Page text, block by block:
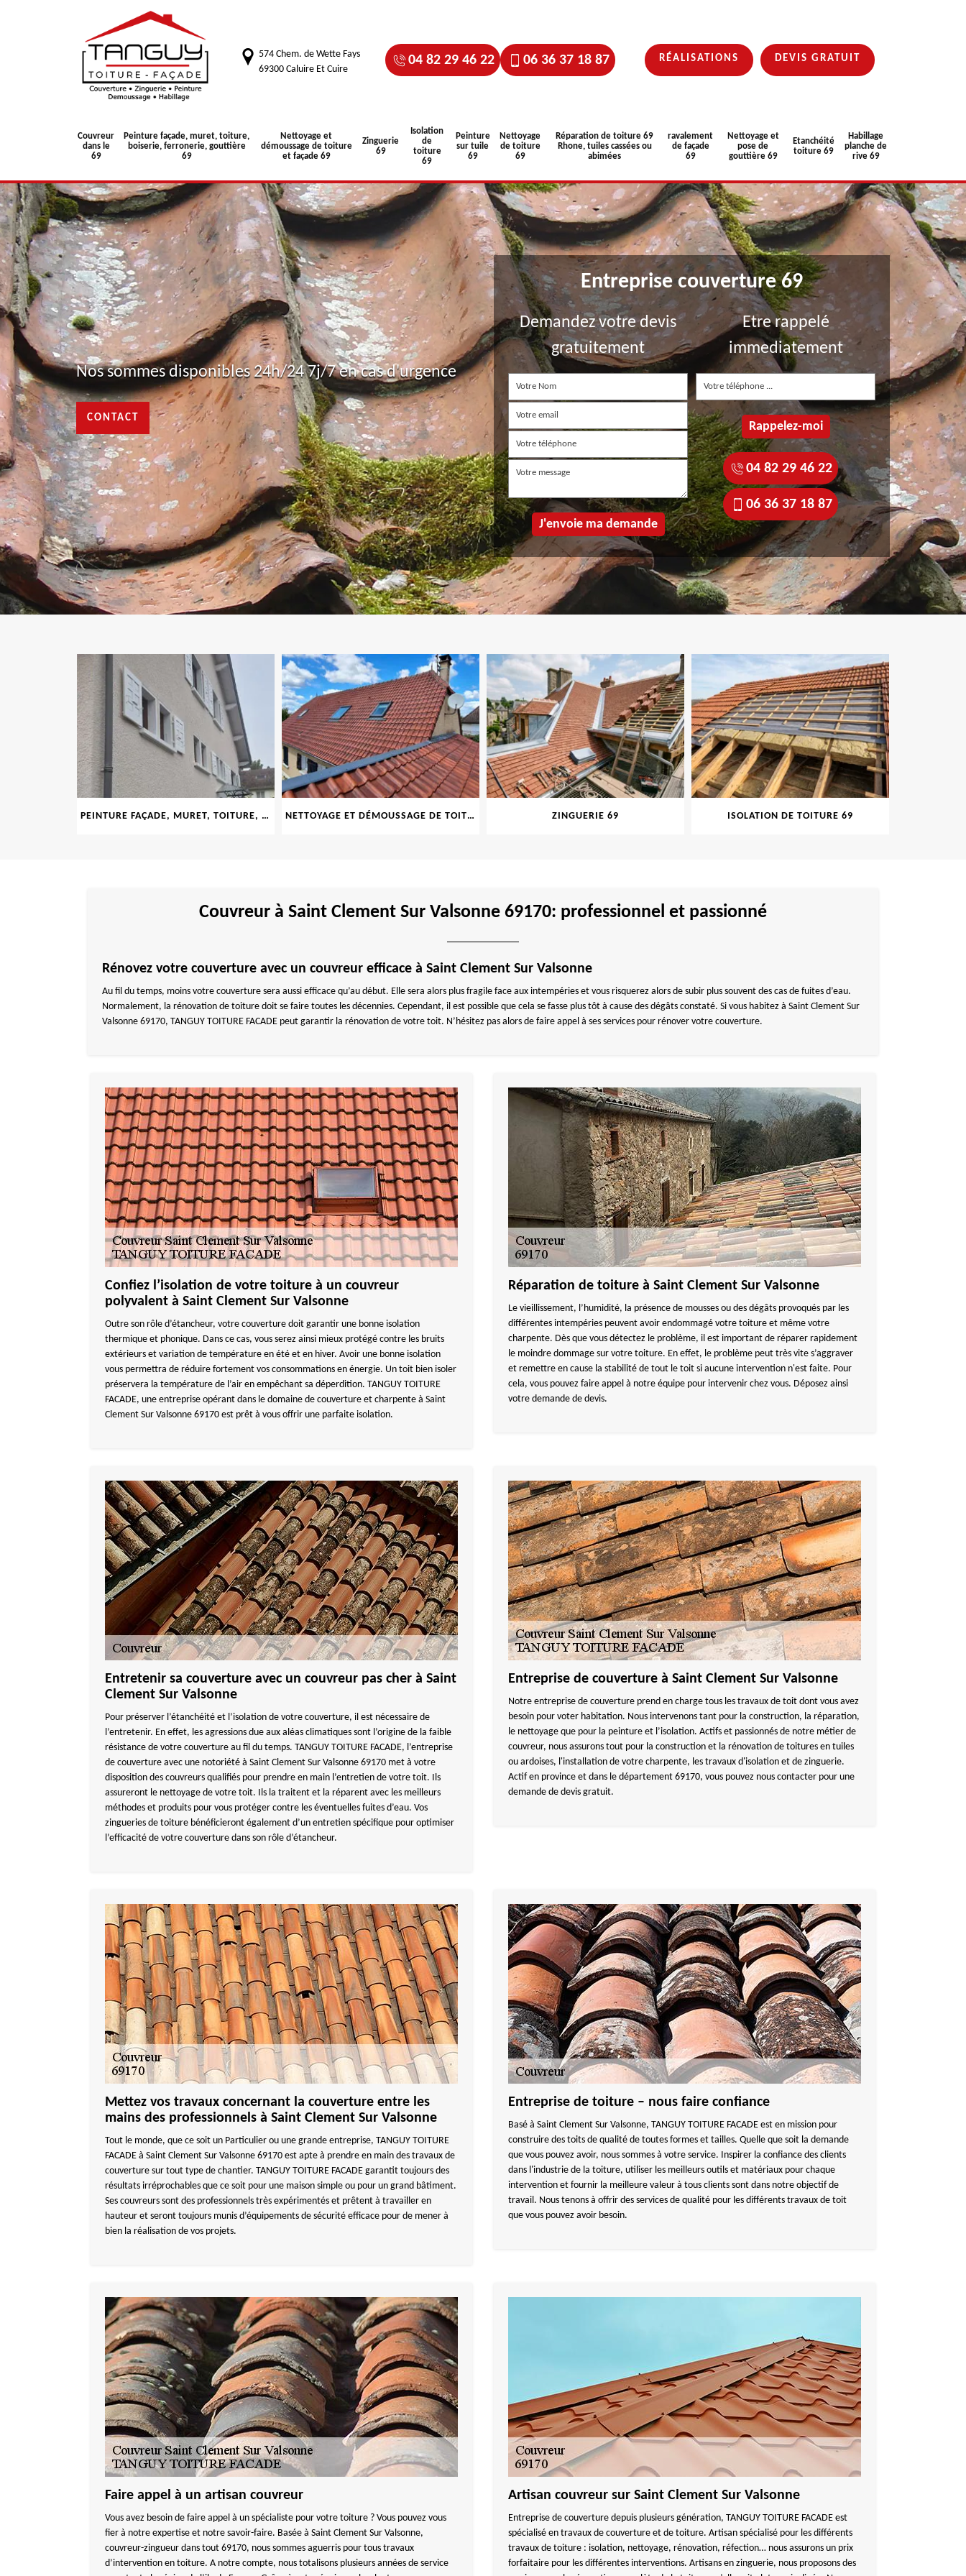
574 Chem. de Wette Fays
69300 Caluire Et Cuire
04 82 29 46 22 06 36 37 18 87 RÉALISATIONS DEVIS GRATUIT
Couvreur
dans le
69
Peinture façade, muret, toiture,
boiserie, ferronerie, gouttière
69
Nettoyage et
démoussage de toiture
et façade 69
Zinguerie
69
Isolation
de
toiture
69
Peinture
sur tuile
69
Nettoyage
de toiture
69
Réparation de toiture 69
Rhone, tuiles cassées ou
abimées
ravalement
de façade
69
Nettoyage et
pose de
gouttière 69
Etanchéité
toiture 69
Habillage
planche de
rive 69
Nos sommes disponibles 24h/24 7j/7 en cas d'urgence
CONTACT
Entreprise couverture 69
Demandez votre devis
gratuitement
Etre rappelé
immediatement
04 82 29 46 22
06 36 37 18 87
PEINTURE FAÇADE, MURET, TOITURE, BOISERIE, FERRONERIE, GOUTTIÈRE 69 NETTOYAGE ET DÉMOUSSAGE DE TOITURE ET FAÇADE 69 ZINGUERIE 69 ISOLATION DE TOITURE 69
Couvreur à Saint Clement Sur Valsonne 69170: professionnel et passionné
Rénovez votre couverture avec un couvreur efficace à Saint Clement Sur Valsonne
Au fil du temps, moins votre couverture sera aussi efficace qu’au début. Elle sera alors plus fragile face aux intempéries et vous risquerez alors de subir plus souvent des cas de fuites d’eau.
Normalement, la rénovation de toiture doit se faire toutes les décennies. Cependant, il est possible que cela se fasse plus tôt à cause des dégâts constaté. Si vous habitez à Saint Clement Sur
Valsonne 69170, TANGUY TOITURE FACADE peut garantir la rénovation de votre toit. N’hésitez pas alors de faire appel à ses services pour rénover votre couverture.
Confiez l’isolation de votre toiture à un couvreur
polyvalent à Saint Clement Sur Valsonne
Outre son rôle d’étancheur, votre couverture doit garantir une bonne isolation
thermique et phonique. Dans ce cas, vous serez ainsi mieux protégé contre les bruits
extérieurs et variation de température en été et en hiver. Avoir une bonne isolation
vous permettra de réduire fortement vos consommations en énergie. Un toit bien isoler
préservera la température de l’air en empêchant sa déperdition. TANGUY TOITURE
FACADE, une entreprise opérant dans le domaine de couverture et charpente à Saint
Clement Sur Valsonne 69170 est prêt à vous offrir une parfaite isolation.
Réparation de toiture à Saint Clement Sur Valsonne
Le vieillissement, l’humidité, la présence de mousses ou des dégâts provoqués par les
différentes intempéries peuvent avoir endommagé votre toiture et même votre
charpente. Dès que vous détectez le problème, il est important de réparer rapidement
le moindre dommage sur votre toiture. En effet, le problème peut très vite s’aggraver
et remettre en cause la stabilité de tout le toit si aucune intervention n'est faite. Pour
cela, vous pouvez faire appel à notre équipe pour intervenir chez vous. Déposez ainsi
votre demande de devis.
Entretenir sa couverture avec un couvreur pas cher à Saint
Clement Sur Valsonne
Pour préserver l’étanchéité et l’isolation de votre couverture, il est nécessaire de
l’entretenir. En effet, les agressions due aux aléas climatiques sont l’origine de la faible
résistance de votre couverture au fil du temps. TANGUY TOITURE FACADE, l’entreprise
de couverture avec une notoriété à Saint Clement Sur Valsonne 69170 met à votre
disposition des couvreurs qualifiés pour prendre en main l’entretien de votre toit. Ils
assureront le nettoyage de votre toit. Ils la traitent et la réparent avec les meilleurs
méthodes et produits pour vous protéger contre les éventuelles fuites d’eau. Vos
zingueries de toiture bénéficieront également d’un entretien spécifique pour optimiser
l’efficacité de votre couverture dans son rôle d’étancheur.
Entreprise de couverture à Saint Clement Sur Valsonne
Notre entreprise de couverture prend en charge tous les travaux de toit dont vous avez
besoin pour voter habitation. Nous intervenons tant pour la construction, la réparation,
le nettoyage que pour la peinture et l’isolation. Actifs et passionnés de notre métier de
couvreur, nous assurons tout pour la construction et la rénovation de toitures en tuiles
ou ardoises, l'installation de votre charpente, les travaux d'isolation et de zinguerie.
Actif en province et dans le département 69170, vous pouvez nous contacter pour une
demande de devis gratuit.
Mettez vos travaux concernant la couverture entre les
mains des professionnels à Saint Clement Sur Valsonne
Tout le monde, que ce soit un Particulier ou une grande entreprise, TANGUY TOITURE
FACADE à Saint Clement Sur Valsonne 69170 est apte à prendre en main des travaux de
couverture sur tout type de chantier. TANGUY TOITURE FACADE garantit toujours des
résultats irréprochables que ce soit pour une maison simple ou pour un grand bâtiment.
Ses couvreurs sont des professionnels très expérimentés et prêtent à travailler en
hauteur et seront toujours munis d’équipements de sécurité efficace pour de mener à
bien la réalisation de vos projets.
Entreprise de toiture – nous faire confiance
Basé à Saint Clement Sur Valsonne, TANGUY TOITURE FACADE est en mission pour
construire des toits de qualité de toutes formes et tailles. Quelle que soit la demande
que vous pouvez avoir, nous sommes à votre service. Inspirer la confiance des clients
dans l'industrie de la toiture, utiliser les meilleurs outils et matériaux pour chaque
intervention et fournir la meilleure valeur à tous clients sont dans notre objectif de
travail. Nous tenons à offrir des services de qualité pour les différents travaux de toit
que vous pouvez avoir besoin.
Faire appel à un artisan couvreur
Vous avez besoin de faire appel à un spécialiste pour votre toiture ? Vous pouvez vous
fier à notre expertise et notre savoir-faire. Basée à Saint Clement Sur Valsonne,
couvreur-zingueur dans tout 69170, nous sommes aguerris pour tous travaux
d’intervention en toiture. A notre compte, nous totalisons plusieurs années de service
Artisan couvreur sur Saint Clement Sur Valsonne
Entreprise de couverture depuis plusieurs génération, TANGUY TOITURE FACADE est
spécialisé en travaux de couverture et de toiture. Artisan spécialisé pour les différents
travaux de toiture : isolation, nettoyage, rénovation, réfection… nous assurons un prix
forfaitaire pour les différentes interventions. Artisans en zinguerie, nous proposons des